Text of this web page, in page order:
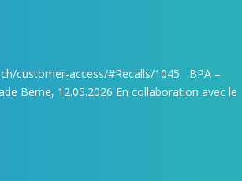
customer-access/#Recalls/1045 BPA –
Berne, 12.05.2026 En collaboration avec le